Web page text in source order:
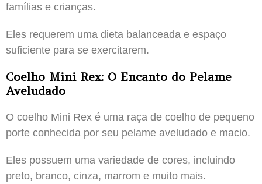
famílias e crianças.
Eles requerem uma dieta balanceada e espaço
suficiente para se exercitarem.
Coelho Mini Rex: O Encanto do Pelame
Aveludado
O coelho Mini Rex é uma raça de coelho de pequeno
porte conhecida por seu pelame aveludado e macio.
Eles possuem uma variedade de cores, incluindo
preto, branco, cinza, marrom e muito mais.